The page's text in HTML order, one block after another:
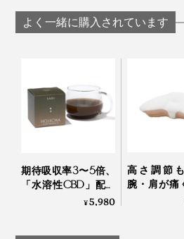
よく一緒に購入されています
期待吸収率3〜5倍、
「水溶性CBD」配合
ほうじ茶｜SABI for
¥5,980
高さ調節
腕・肩が痛
くい「横向